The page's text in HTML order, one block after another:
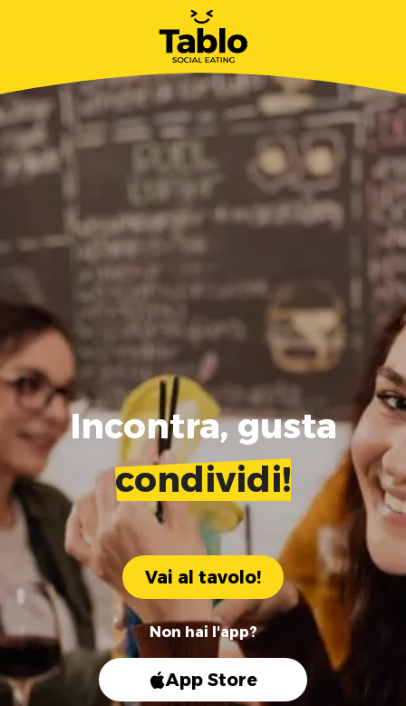
Incontra, gusta
condividi!
Vai al tavolo!
Non hai l'app?
App Store